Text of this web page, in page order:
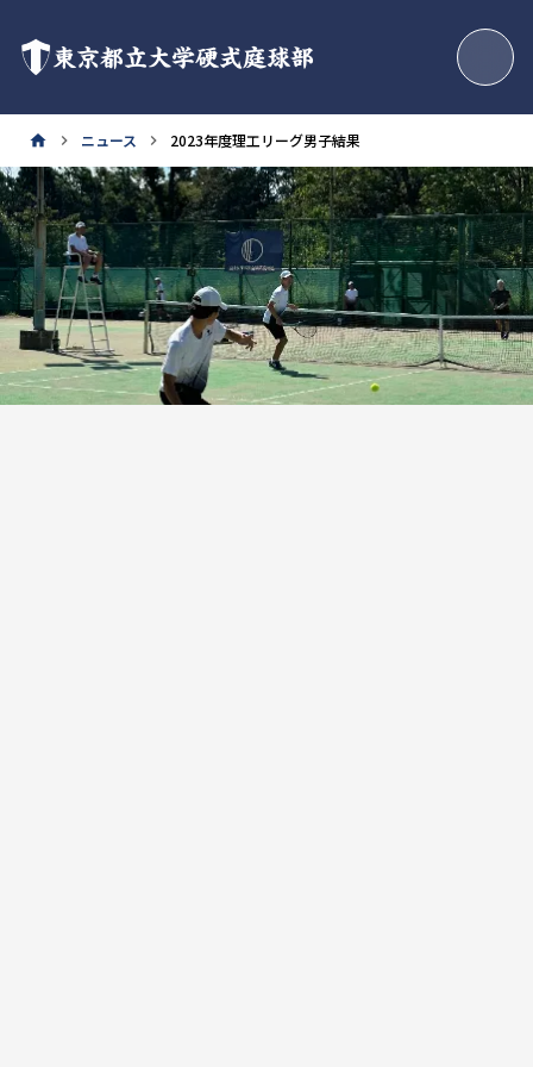
東京都立大学硬式庭球部
home keyboard_arrow_right ニュース keyboard_arrow_right 2023年度理工リーグ男子結果